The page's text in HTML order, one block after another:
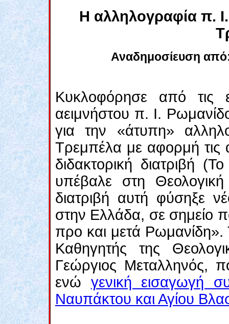
Η αλληλογραφία π.
Αναδημοσίευση
Κυκλοφόρησε από τις
αειμνήστου π. Ι.
για την «άτυπη»
Τρεμπέλα με αφορμή τις
διδακτορική διατριβή
υπέβαλε στη
διατριβή αυτή φύσηξε
στην Ελλάδα, σε σημείο
προ και μετά
Καθηγητής της
Γεώργιος Μεταλληνός,
ενώ γενική εισαγωγή
Ναυπάκτου και Αγίου